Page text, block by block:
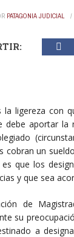
PATAGONIA JUDICIAL
la ligereza con
debe aportar la
cobran un
es que los
y que sea
de
su
a